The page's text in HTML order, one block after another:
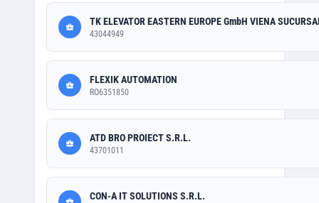
TK ELEVATOR EASTERN EUROPE GmbH VIENA
43044949
FLEXIK AUTOMATION
RO6351850
ATD BRO PROIECT S.R.L.
43701011
CON-A IT SOLUTIONS S.R.L.